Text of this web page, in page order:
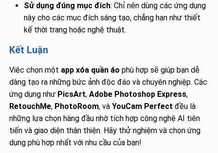
Sử dụng đúng mục đích: Chỉ nên dùng các ứng dụng
này cho các mục đích sáng tạo, chẳng hạn như thiết
kế thời trang hoặc nghệ thuật.
Kết Luận
Việc chọn một app xóa quần áo phù hợp sẽ giúp bạn dễ
dàng tạo ra những bức ảnh độc đáo và chuyên nghiệp. Các
ứng dụng như PicsArt,Adobe Photoshop Express,
RetouchMe, PhotoRoom, vàYouCam Perfect đều là
những lựa chọn hàng đầu nhờ tích hợp công nghệ AI tiên
tiến và giao diện thân thiện. Hãy thử nghiệm và chọn ứng
dụng phù hợp nhất với nhu cầu của bạn!